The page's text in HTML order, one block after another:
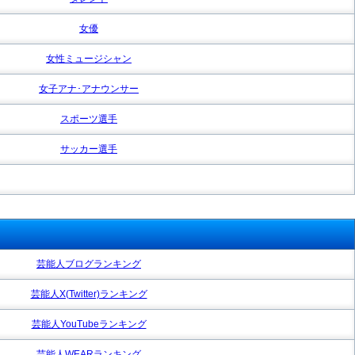
女優
女性ミュージシャン
女子アナ･アナウンサー
スポーツ選手
サッカー選手
芸能人ブログランキング
芸能人X(Twitter)ランキング
芸能人YouTubeランキング